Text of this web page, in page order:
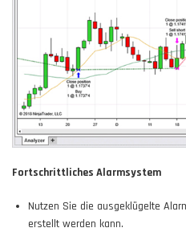
Fortschrittliches Alarmsystem
Nutzen Sie die ausgeklügelte
erstellt werden kann.